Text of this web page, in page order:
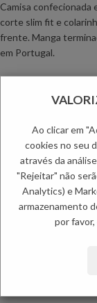
Camisa confecionada
corte slim fit e
frente. Manga
em Portugal.
propriedades que
serem usadas, não
Informação adicional
Métodos de
Trocas e Devoluções
ESPECIAL
Ao clicar em
cookies no seu
através da
"Rejeitar" não
Analytics) e
armazenamento
por